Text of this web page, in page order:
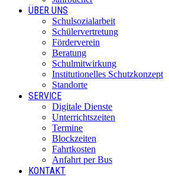
ÜBER UNS
Schulsozialarbeit
Schülervertretung
Förderverein
Beratung
Schulmitwirkung
Institutionelles Schutzkonzept
Standorte
SERVICE
Digitale Dienste
Unterrichtszeiten
Termine
Blockzeiten
Fahrtkosten
Anfahrt per Bus
KONTAKT